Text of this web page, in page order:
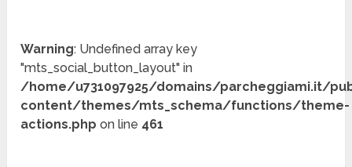
Warning: Undefined array key
"mts_social_button_layout" in
/home/u731097925/domains/parcheggiami.it/
content/themes/mts_schema/functions/theme-
actions.php on line 461